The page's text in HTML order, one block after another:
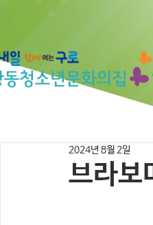
브라보
2024년 8월 2일